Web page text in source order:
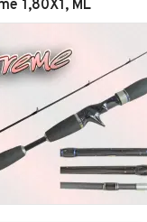
1,80X1, ML